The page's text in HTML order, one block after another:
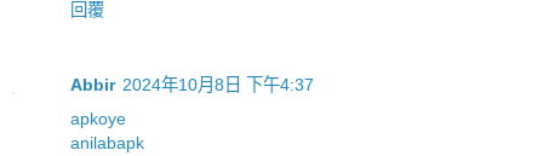
回覆
Abbir 2024年10月8日 下午4:37
apkoye
anilabapk